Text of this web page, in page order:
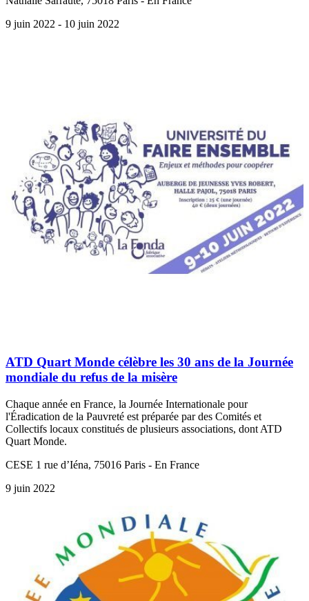
9 juin 2022 - 10 juin 2022
ATD Quart Monde célèbre les 30 ans de la Journée
mondiale du refus de la misère
Chaque année en France, la Journée Internationale pour
l'Éradication de la Pauvreté est préparée par des Comités et
Collectifs locaux constitués de plusieurs associations, dont ATD
Quart Monde.
CESE 1 rue d’Iéna, 75016 Paris - En France
9 juin 2022